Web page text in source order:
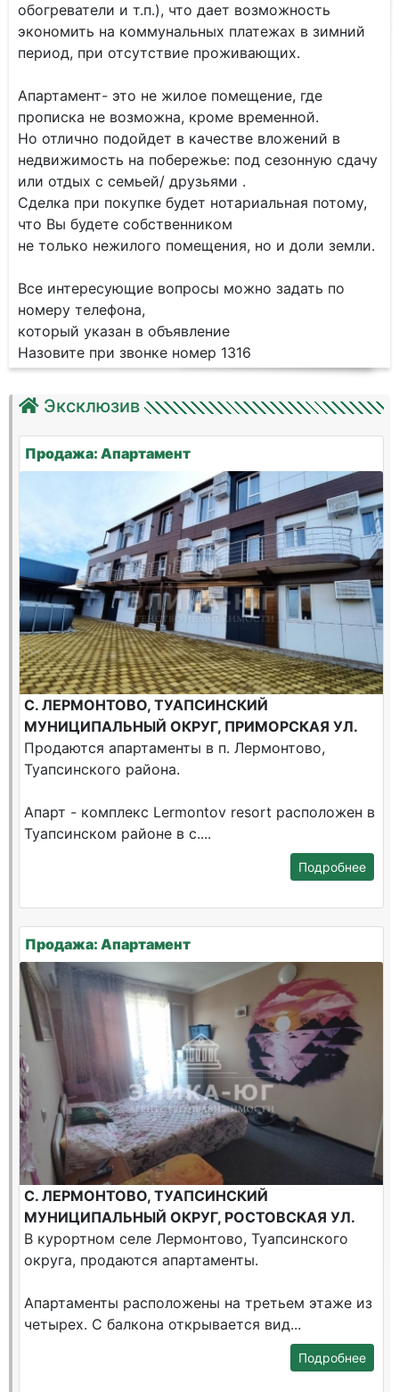
обогреватели и т.п.), что дает возможность
экономить на коммунальных платежах в зимний
период, при отсутствие проживающих.
Апартамент- это не жилое помещение, где
прописка не возможна, кроме временной.
Но отлично подойдет в качестве вложений в
недвижимость на побережье: под сезонную сдачу
или отдых с семьей/ друзьями .
Сделка при покупке будет нотариальная потому,
что Вы будете собственником
не только нежилого помещения, но и доли земли.
Все интересующие вопросы можно задать по
номеру телефона,
который указан в объявление
Назовите при звонке номер 1316
Эксклюзив
Продажа: Апартамент
С. ЛЕРМОНТОВО, ТУАПСИНСКИЙ
МУНИЦИПАЛЬНЫЙ ОКРУГ, ПРИМОРСКАЯ УЛ.
Продаются апартаменты в п. Лермонтово,
Туапсинского района.
Апарт - комплекс Lermontov resort расположен в
Туапсинском районе в с....
Подробнее
Продажа: Апартамент
С. ЛЕРМОНТОВО, ТУАПСИНСКИЙ
МУНИЦИПАЛЬНЫЙ ОКРУГ, РОСТОВСКАЯ УЛ.
В курортном селе Лермонтово, Туапсинского
округа, продаются апартаменты.
Апартаменты расположены на третьем этаже из
четырех. С балкона открывается вид...
Подробнее